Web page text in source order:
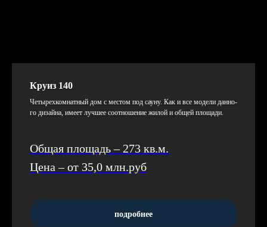
Круиз 140
Че­тырех­комнат­ный дом с мес­том под са­уну. Как и все мо­дели дан­но­
го ди­зай­на, име­ет луч­шее со­от­но­шение жи­лой и об­щей пло­щади.
Общая площадь – 273 кв.м.
Цена – от 35,0 млн.руб
подробнее